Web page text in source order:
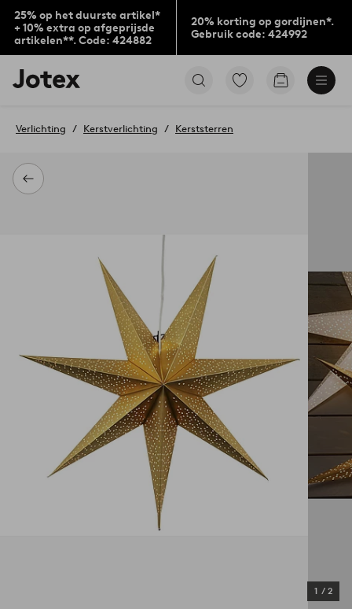
25% op het duurste artikel*
+ 10% extra op afgeprijsde
artikelen**. Code: 424882
20% korting op gordijnen*.
Gebruik code: 424992
Jotex
logo
to
home
page
Ga
Go
Terug
Verlichting Kerstverlichting Kerststerren
1 / 2